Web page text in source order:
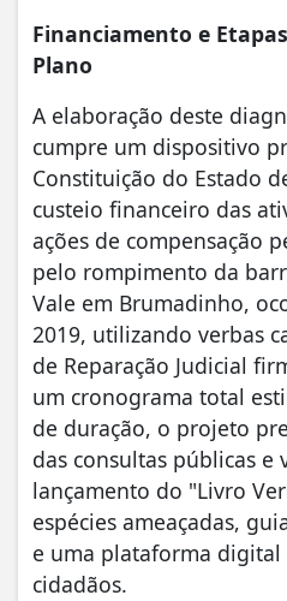
Financiamento e
Plano
A elaboração deste
cumpre um dispositivo
Constituição do Estado
custeio financeiro das
ações de compensação
pelo rompimento da
Vale em Brumadinho,
2019, utilizando verbas
de Reparação Judicial
um cronograma total
de duração, o projeto
das consultas públicas e
lançamento do "Livro
espécies ameaçadas,
e uma plataforma digital
cidadãos.